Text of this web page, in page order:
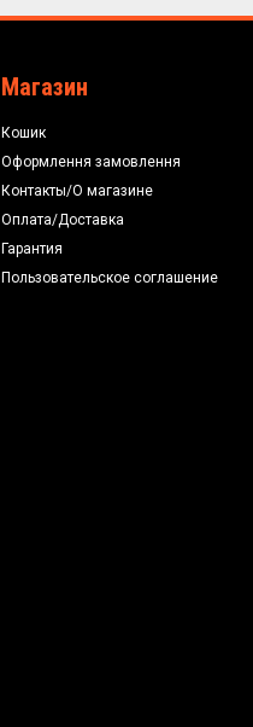
Магазин
Кошик
Оформлення замовлення
Контакты/О магазине
Оплата/Доставка
Гарантия
Пользовательское соглашение